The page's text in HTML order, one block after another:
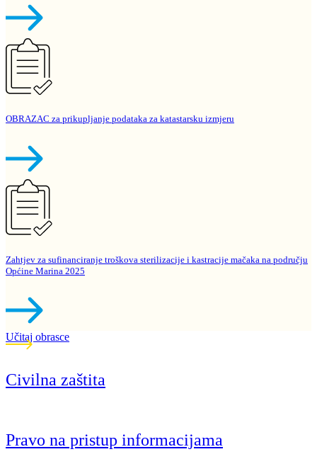
OBRAZAC za prikupljanje podataka za katastarsku izmjeru
Zahtjev za sufinanciranje troškova sterilizacije i kastracije mačaka na području
Općine Marina 2025
Učitaj obrasce
Civilna zaštita
Pravo na pristup informacijama